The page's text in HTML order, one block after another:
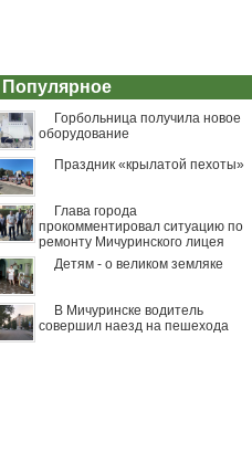
Популярное
Горбольница получила новое
оборудование
Праздник «крылатой пехоты»
Глава города
прокомментировал ситуацию по
ремонту Мичуринского лицея
Детям - о великом земляке
В Мичуринске водитель
совершил наезд на пешехода